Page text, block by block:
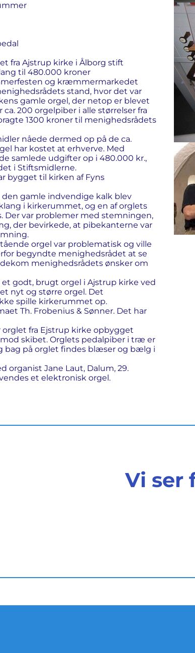
fra Ajstrup kirke i Ålborg stift
til 480.000 kroner
og kræmmermarkedet
stand, hvor det var
gamle orgel, der netop er blevet
200 orgelpiber i alle størrelser fra
1300 kroner til menighedsrådets
nåede dermed op på de ca.
har kostet at erhverve. Med
samlede udgifter op i 480.000 kr.,
i Stiftsmidlerne.
bygget til kirken af Fyns
den gamle indvendige kalk blev
i kirkerummet, og en af orglets
var problemer med stemningen,
der bevirkede, at pibekanterne var
orgel var problematisk og ville
begyndte menighedsrådet at se
menighedsrådets ønsker om
godt, brugt orgel i Ajstrup kirke ved
nyt og større orgel. Det
spille kirkerummet op.
Th. Frobenius & Sønner. Det har
orglet fra Ejstrup kirke opbygget
skibet. Orglets pedalpiber i træ er
bag på orglet findes blæser og bælg i
organist Jane Laut, Dalum, 29.
et elektronisk orgel.
Vi ser